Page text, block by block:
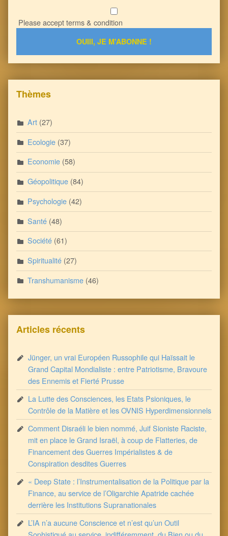
Please accept terms & condition
Thèmes
Art (27)
Ecologie (37)
Economie (58)
Géopolitique (84)
Psychologie (42)
Santé (48)
Société (61)
Spiritualité (27)
Transhumanisme (46)
Articles récents
Jünger, un vrai Européen Russophile qui Haïssait le
Grand Capital Mondialiste : entre Patriotisme, Bravoure
des Ennemis et Fierté Prusse
La Lutte des Consciences, les Etats Psioniques, le
Contrôle de la Matière et les OVNIS Hyperdimensionnels
Comment Disraéli le bien nommé, Juif Sioniste Raciste,
mit en place le Grand Israël, à coup de Flatteries, de
Financement des Guerres Impérialistes & de
Conspiration desdites Guerres
« Deep State : l’Instrumentalisation de la Politique par la
Finance, au service de l’Oligarchie Apatride cachée
derrière les Institutions Supranationales
L’IA n’a aucune Conscience et n’est qu’un Outil